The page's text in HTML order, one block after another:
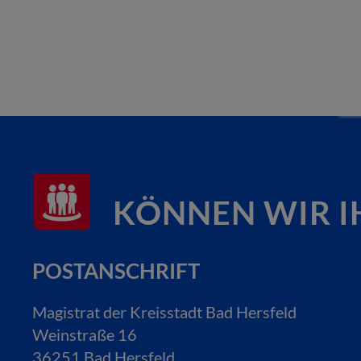
KÖNNEN WIR
POSTANSCHRIFT
Magistrat der Kreisstadt Bad Hersfeld
Weinstraße 16
36251 Bad Hersfeld